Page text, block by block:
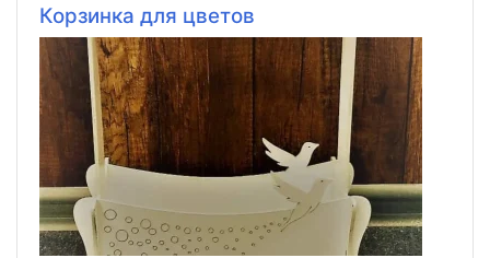
Корзинка для цветов